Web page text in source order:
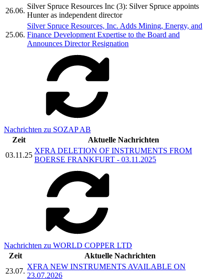
26.06.
Silver Spruce Resources Inc (3): Silver Spruce appoints
Hunter as independent director
25.06.
Silver Spruce Resources, Inc. Adds Mining, Energy, and
Finance Development Expertise to the Board and
Announces Director Resignation
Nachrichten zu SOZAP AB
Zeit
Aktuelle Nachrichten
03.11.25
XFRA DELETION OF INSTRUMENTS FROM
BOERSE FRANKFURT - 03.11.2025
Nachrichten zu WORLD COPPER LTD
Zeit
Aktuelle Nachrichten
23.07.
XFRA NEW INSTRUMENTS AVAILABLE ON
23.07.2026